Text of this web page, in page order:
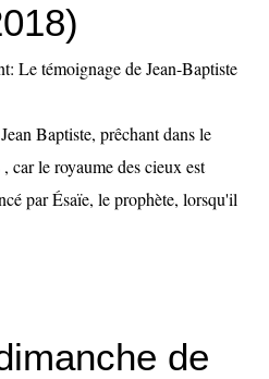
Baptiste, prêchant dans le
car le royaume des cieux est
par Ésaïe, le prophète, lorsqu'il
de